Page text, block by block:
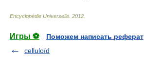
Encyclopédie Universelle 2012
Игры ⚽
Поможем написать реферат
celluloïd